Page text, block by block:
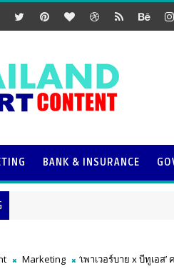
BANK & INSURANCE
Marketing
‘เพาเวอร์บาย x บีทูเอ